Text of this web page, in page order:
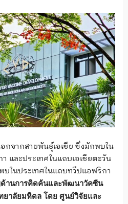
กจากสายพันธุ์เอเชีย ซึ่งมักพบใน
และประเทศในแถบเอเชียตะวัน
ในประเทศในแถบทวีปแอฟริกา
านการคิดค้นและพัฒนาวัคซีน
ยาลัยมหิดล โดย ศูนย์วิจัยและ